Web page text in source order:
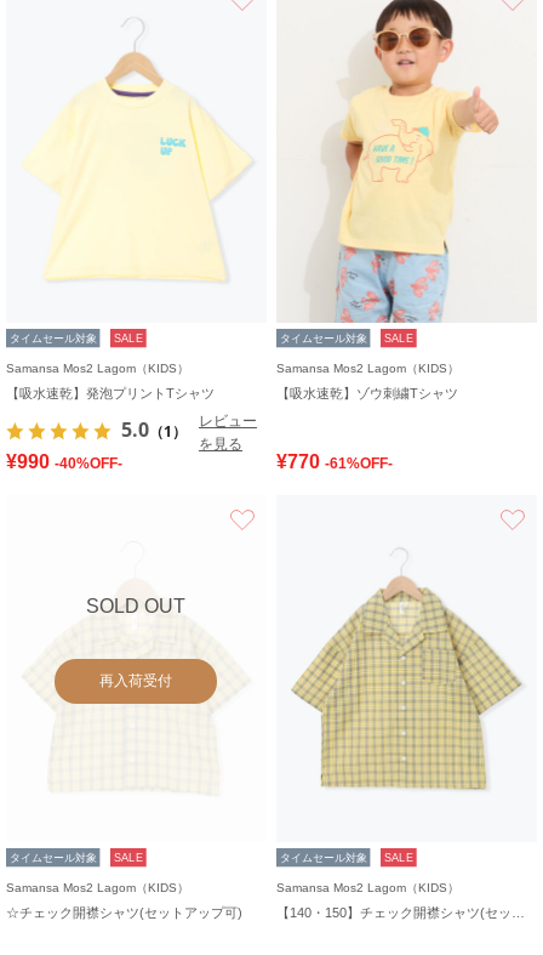
タイムセール対象 SALE
Samansa Mos2 Lagom（KIDS）
【吸水速乾】発泡プリントTシャツ
5.0 （1）
レビュー
を見る
¥990 -40%OFF-
タイムセール対象 SALE
Samansa Mos2 Lagom（KIDS）
【吸水速乾】ゾウ刺繍Tシャツ
¥770 -61%OFF-
SOLD OUT
再入荷受付
タイムセール対象 SALE
Samansa Mos2 Lagom（KIDS）
☆チェック開襟シャツ(セットアップ可)
タイムセール対象 SALE
Samansa Mos2 Lagom（KIDS）